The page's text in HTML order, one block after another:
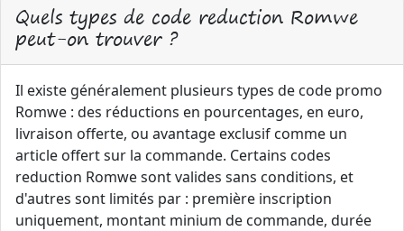
Quels types de code reduction Romwe
peut-on trouver ?
Il existe généralement plusieurs types de code promo
Romwe : des réductions en pourcentages, en euro,
livraison offerte, ou avantage exclusif comme un
article offert sur la commande. Certains codes
reduction Romwe sont valides sans conditions, et
d'autres sont limités par : première inscription
uniquement, montant minium de commande, durée